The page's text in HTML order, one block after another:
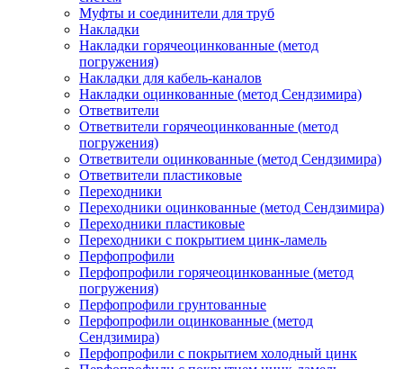
Муфты и соединители для труб
Накладки
Накладки горячеоцинкованные (метод
погружения)
Накладки для кабель-каналов
Накладки оцинкованные (метод Сендзимира)
Ответвители
Ответвители горячеоцинкованные (метод
погружения)
Ответвители оцинкованные (метод Сендзимира)
Ответвители пластиковые
Переходники
Переходники оцинкованные (метод Сендзимира)
Переходники пластиковые
Переходники с покрытием цинк-ламель
Перфопрофили
Перфопрофили горячеоцинкованные (метод
погружения)
Перфопрофили грунтованные
Перфопрофили оцинкованные (метод
Сендзимира)
Перфопрофили с покрытием холодный цинк